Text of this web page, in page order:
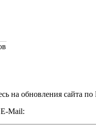
на обновления сайта
Mail: